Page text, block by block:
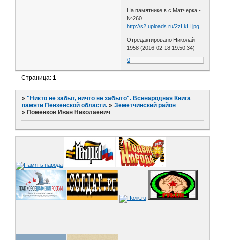
На памятнике в с.Матчерка -
№260
http://s2.uploads.ru/2zLkH.jpg
Отредактировано Николай
1958 (2016-02-18 19:50:34)
0
Страница:1
»"Никто не забыт, ничто не забыто". Всенародная Книга
памяти Пензенской области. »Земетчинский район
» Поменков Иван Николаевич